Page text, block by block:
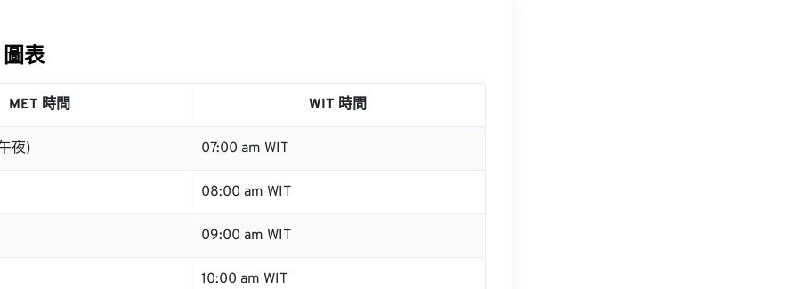
表
MET 時間 WIT 時間
夜) 07:00 am WIT
08:00 am WIT
09:00 am WIT
10:00 am WIT